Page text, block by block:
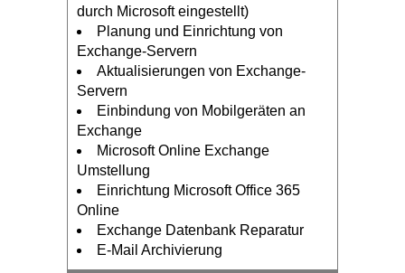
durch Microsoft eingestellt)
Planung und Einrichtung von
Exchange-Servern
Aktualisierungen von Exchange-
Servern
Einbindung von Mobilgeräten an
Exchange
Microsoft Online Exchange
Umstellung
Einrichtung Microsoft Office 365
Online
Exchange Datenbank Reparatur
E-Mail Archivierung